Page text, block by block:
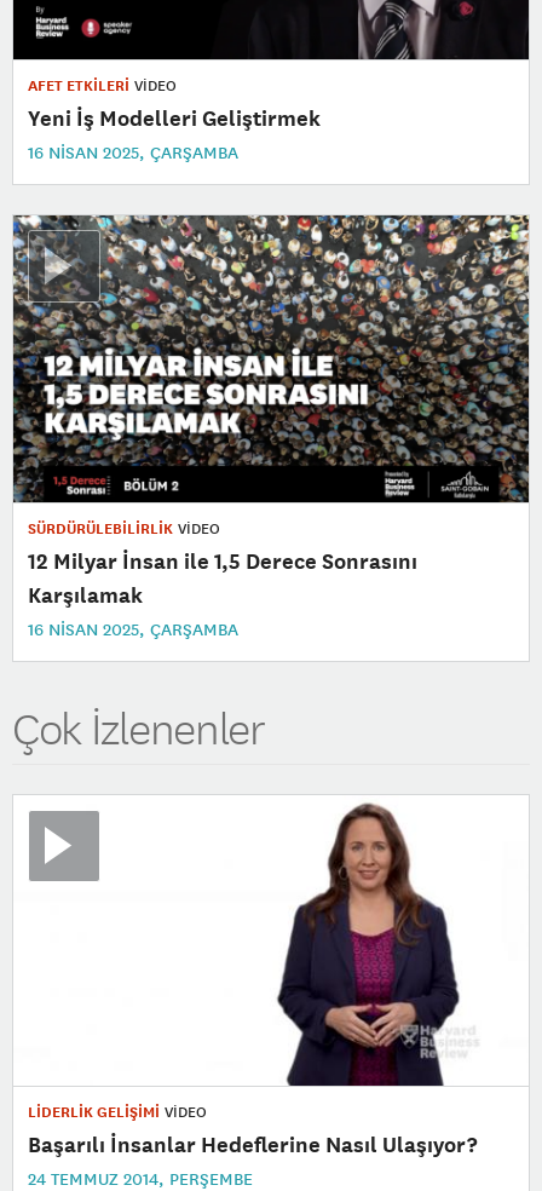
AFET ETKİLERİ VİDEO
Yeni İş Modelleri Geliştirmek
16 NISAN 2025, ÇARŞAMBA
SÜRDÜRÜLEBİLİRLİK VİDEO
12 Milyar İnsan ile 1,5 Derece Sonrasını
Karşılamak
16 NISAN 2025, ÇARŞAMBA
Çok İzlenenler
LİDERLİK GELİŞİMİ VİDEO
Başarılı İnsanlar Hedeflerine Nasıl Ulaşıyor?
24 TEMMUZ 2014, PERŞEMBE